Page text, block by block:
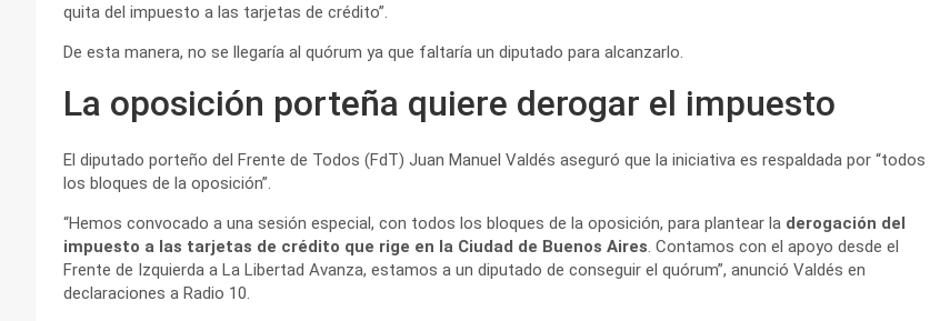
quita del impuesto a las tarjetas de crédito”.
De esta manera, no se llegaría al quórum ya que faltaría un diputado para alcanzarlo.
La oposición porteña quiere derogar el impuesto
El diputado porteño del Frente de Todos (FdT) Juan Manuel Valdés aseguró que la iniciativa es respaldada por “todos
los bloques de la oposición”.
“Hemos convocado a una sesión especial, con todos los bloques de la oposición, para plantear la derogación del
impuesto a las tarjetas de crédito que rige en la Ciudad de Buenos Aires. Contamos con el apoyo desde el
Frente de Izquierda a La Libertad Avanza, estamos a un diputado de conseguir el quórum”, anunció Valdés en
declaraciones a Radio 10.